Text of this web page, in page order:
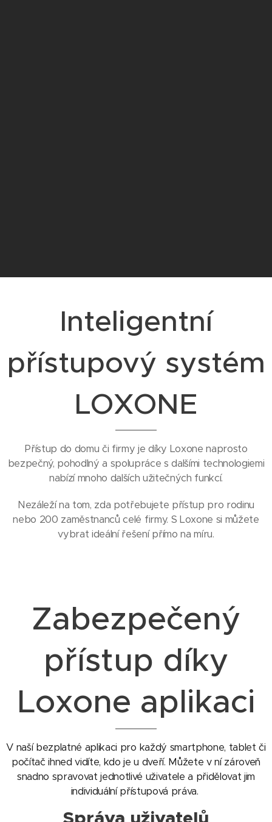
Inteligentní
přístupový systém
LOXONE
Přístup do domu či firmy je díky Loxone naprosto
bezpečný, pohodlný a spolupráce s dalšími technologiemi
nabízí mnoho dalších užitečných funkcí.
Nezáleží na tom, zda potřebujete přístup pro rodinu
nebo 200 zaměstnanců celé firmy. S Loxone si můžete
vybrat ideální řešení přímo na míru.
Zabezpečený
přístup díky
Loxone aplikaci
V naší bezplatné aplikaci pro každý smartphone, tablet či
počítač ihned vidíte, kdo je u dveří. Můžete v ní zároveň
snadno spravovat jednotlivé uživatele a přidělovat jim
individuální přístupová práva.